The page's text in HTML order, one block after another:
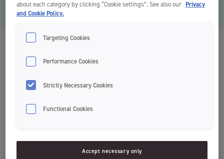
Zobne ščetke
Za učinkovito čiščenje
about each category by clicking “Cookie settings”. See also our Privacy
and Cookie Policy.
Targeting Cookies
Performance Cookies
Strictly Necessary Cookies
Functional Cookies
Accept necessary only